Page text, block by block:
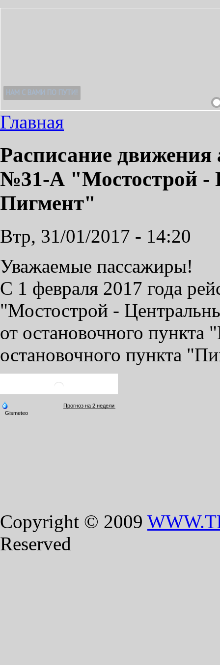
Главная
Расписание движения
№31-А "Мостострой -
Пигмент"
Втр, 31/01/2017 - 14:20
Уважаемые пассажиры!
С 1 февраля 2017 года
"Мостострой -
от остановочного
остановочного пункта
Copyright © 2009
Reserved